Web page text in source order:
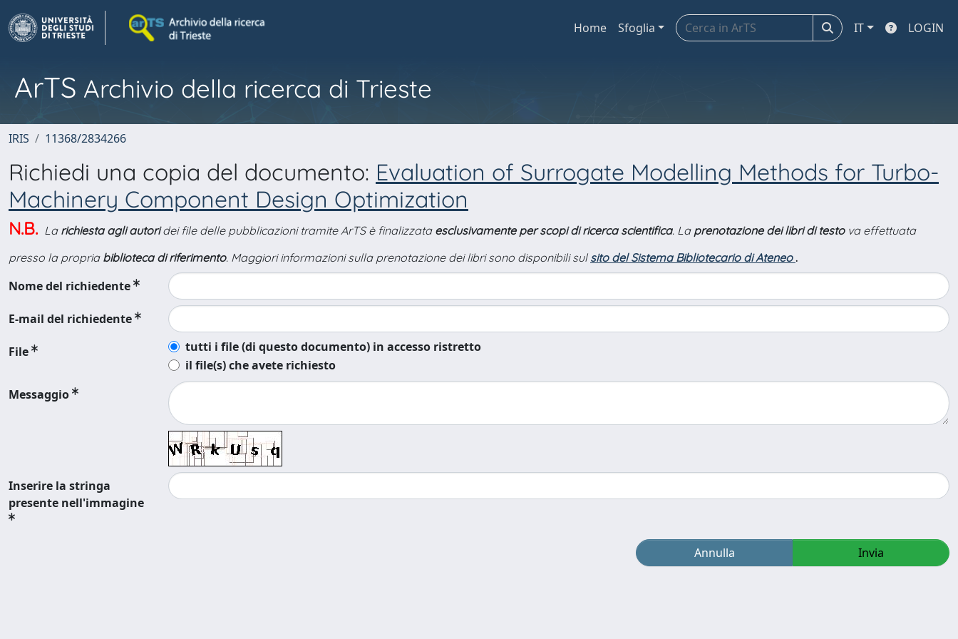
Home Sfoglia IT LOGIN
ArTS Archivio della ricerca di Trieste
IRIS 11368/2834266
Richiedi una copia del documento: Evaluation of Surrogate Modelling Methods for Turbo-
Machinery Component Design Optimization
N.B. La richiesta agli autoridei file delle pubblicazioni tramite ArTS è finalizzata esclusivamente per scopi di ricerca scientifica. La prenotazione dei libri di testova effettuata
presso la propria biblioteca di riferimento. Maggiori informazioni sulla prenotazione dei libri sono disponibili sul sito del Sistema Bibliotecario di Ateneo .
Nome del richiedente
E-mail del richiedente
File
tutti i file (di questo documento) in accesso ristretto
il file(s) che avete richiesto
Messaggio
Inserire la stringa
presente nell'immagine
Annulla Invia